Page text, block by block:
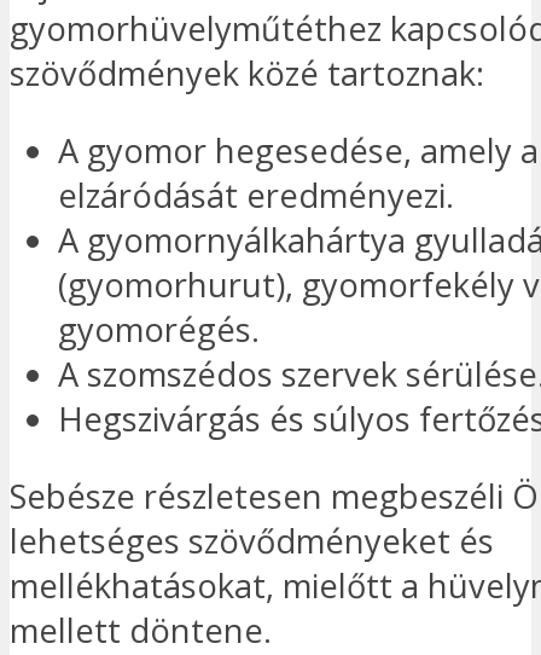
gyomorhüvelyműtéthez
szövődmények közé tartoznak:
A gyomor hegesedése, amely
elzáródását eredményezi.
A gyomornyálkahártya
(gyomorhurut), gyomorfekély
gyomorégés.
A szomszédos szervek
Hegszivárgás és súlyos
Sebésze részletesen megbeszéli
lehetséges szövődményeket és
mellékhatásokat, mielőtt a
mellett döntene.